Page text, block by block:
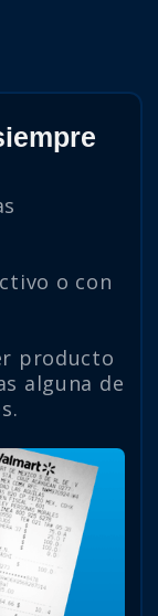
o con
producto
alguna de